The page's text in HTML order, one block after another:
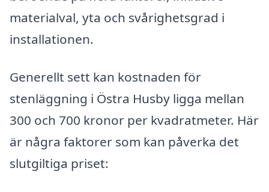
materialval, yta och svårighetsgrad i
installationen.
Generellt sett kan kostnaden för
stenläggning i Östra Husby ligga mellan
300 och 700 kronor per kvadratmeter. Här
är några faktorer som kan påverka det
slutgiltiga priset: